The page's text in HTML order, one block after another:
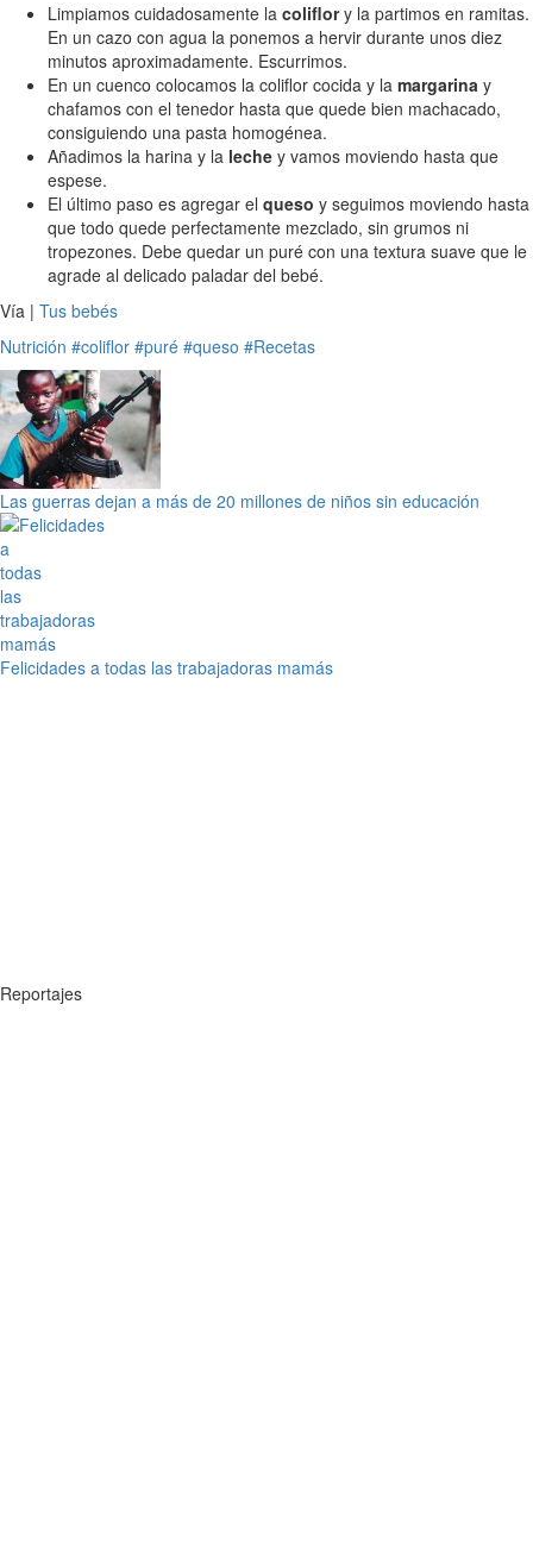
Limpiamos cuidadosamente la coliflory la partimos en ramitas.
En un cazo con agua la ponemos a hervir durante unos diez
minutos aproximadamente. Escurrimos.
En un cuenco colocamos la coliflor cocida y la margarina y
chafamos con el tenedor hasta que quede bien machacado,
consiguiendo una pasta homogénea.
Añadimos la harina y la leche y vamos moviendo hasta que
espese.
El último paso es agregar el queso y seguimos moviendo hasta
que todo quede perfectamente mezclado, sin grumos ni
tropezones. Debe quedar un puré con una textura suave que le
agrade al delicado paladar del bebé.
Vía | Tus bebés
Nutrición #coliflor #puré #queso #Recetas
Las guerras dejan a más de 20 millones de niños sin educación
Felicidades a todas las trabajadoras mamás
Reportajes